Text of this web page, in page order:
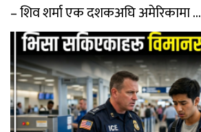
– शिव शर्मा एक दशकअघि अमेरिकामा ...